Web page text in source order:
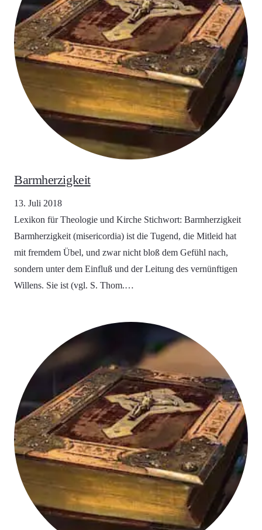
Barmherzigkeit
13. Juli 2018
Lexikon für Theologie und Kirche Stichwort: Barmherzigkeit
Barmherzigkeit (misericordia) ist die Tugend, die Mitleid hat
mit fremdem Übel, und zwar nicht bloß dem Gefühl nach,
sondern unter dem Einfluß und der Leitung des vernünftigen
Willens. Sie ist (vgl. S. Thom.…